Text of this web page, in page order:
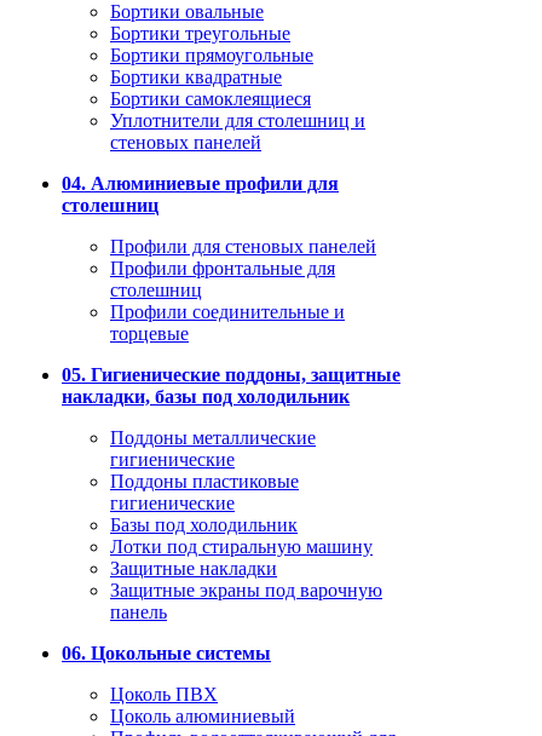
Бортики овальные
Бортики треугольные
Бортики прямоугольные
Бортики квадратные
Бортики самоклеящиеся
Уплотнители для столешниц и
стеновых панелей
04. Алюминиевые профили для
столешниц
Профили для стеновых панелей
Профили фронтальные для
столешниц
Профили соединительные и
торцевые
05. Гигиенические поддоны, защитные
накладки, базы под холодильник
Поддоны металлические
гигиенические
Поддоны пластиковые
гигиенические
Базы под холодильник
Лотки под стиральную машину
Защитные накладки
Защитные экраны под варочную
панель
06. Цокольные системы
Цоколь ПВХ
Цоколь алюминиевый